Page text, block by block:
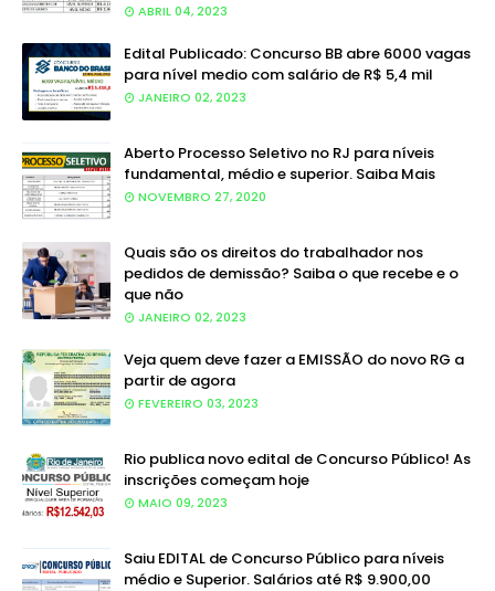
ABRIL 04, 2023
Edital Publicado: Concurso BB abre 6000 vagas
para nível medio com salário de R$ 5,4 mil
JANEIRO 02, 2023
Aberto Processo Seletivo no RJ para níveis
fundamental, médio e superior. Saiba Mais
NOVEMBRO 27, 2020
Quais são os direitos do trabalhador nos
pedidos de demissão? Saiba o que recebe e o
que não
JANEIRO 02, 2023
Veja quem deve fazer a EMISSÃO do novo RG a
partir de agora
FEVEREIRO 03, 2023
Rio publica novo edital de Concurso Público! As
inscrições começam hoje
MAIO 09, 2023
Saiu EDITAL de Concurso Público para níveis
médio e Superior. Salários até R$ 9.900,00